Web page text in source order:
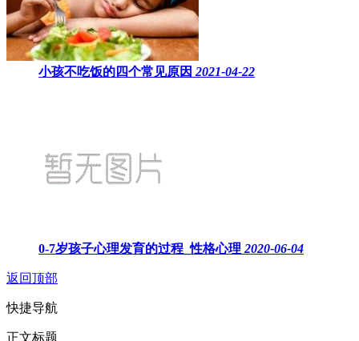
小孩不吃饭的四个常见原因 2021-04-22
0-7岁孩子心理发育的过程_性格心理 2020-06-04
返回顶部
快捷导航
正文标题